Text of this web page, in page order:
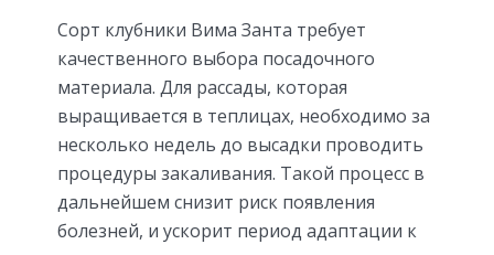
Сорт клубники Вима Занта требует
качественного выбора посадочного
материала. Для рассады, которая
выращивается в теплицах, необходимо за
несколько недель до высадки проводить
процедуры закаливания. Такой процесс в
дальнейшем снизит риск появления
болезней, и ускорит период адаптации к